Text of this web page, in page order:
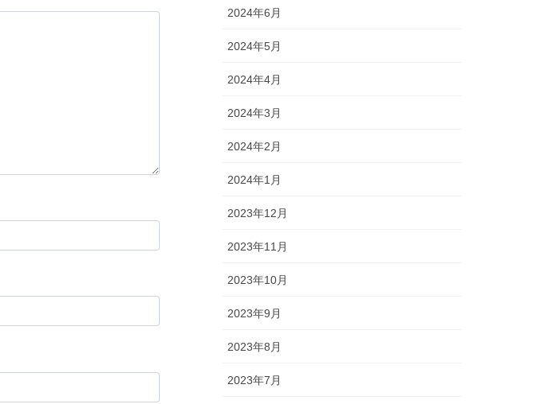
2024年6月
2024年5月
2024年4月
2024年3月
2024年2月
2024年1月
2023年12月
2023年11月
2023年10月
2023年9月
2023年8月
2023年7月